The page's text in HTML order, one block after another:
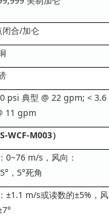
闭合/加仑
psi 典型 @ 22 gpm; < 3.6
11 gpm
WCF-M003）
0~76 m/s，风向：
，5°死角
±1.1 m/s或读数的±5%，风